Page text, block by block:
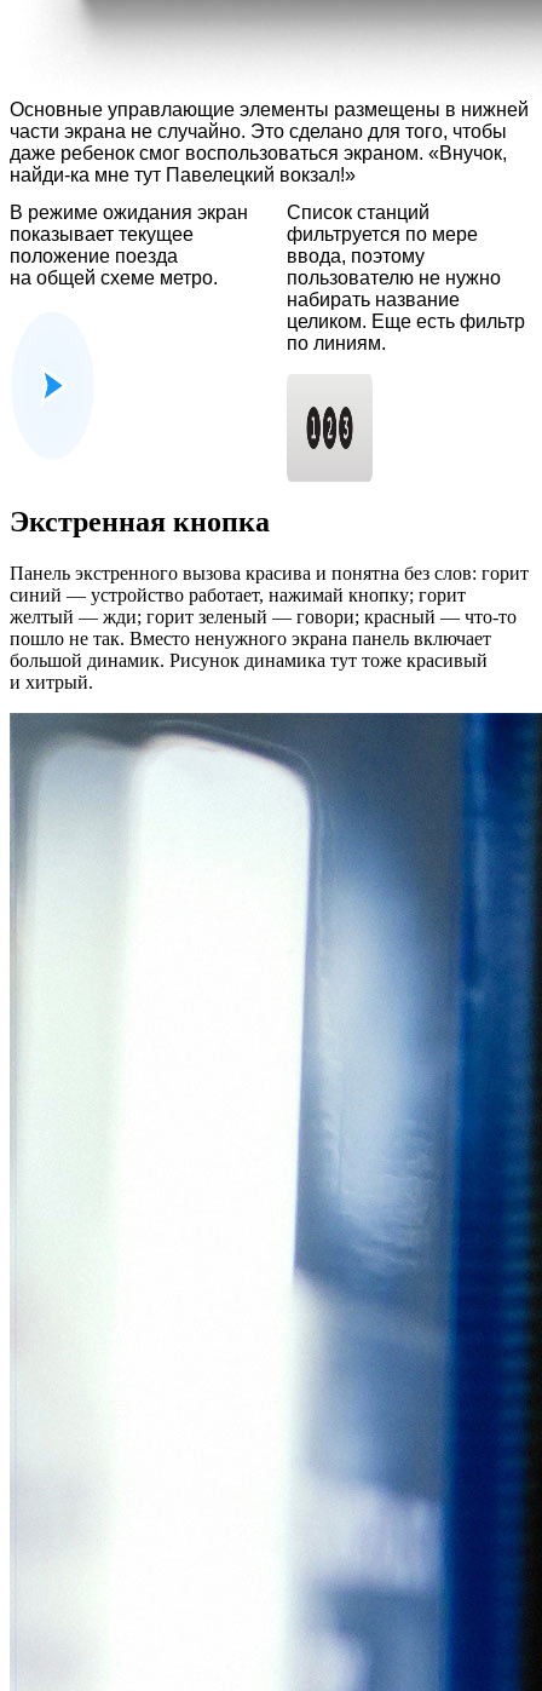
Основные управлающие элементы размещены в нижней
части экрана не случайно. Это сделано для того, чтобы
даже ребенок смог воспользоваться экраном. «Внучок,
найди-ка мне тут Павелецкий вокзал!»
В режиме ожидания экран
показывает текущее
положение поезда
на общей схеме метро.
Список станций
фильтруется по мере
ввода, поэтому
пользователю не нужно
набирать название
целиком. Еще есть фильтр
по линиям.
Экстренная кнопка
Панель экстренного вызова красива и понятна без слов: горит
синий — устройство работает, нажимай кнопку; горит
желтый — жди; горит зеленый — говори; красный — что-то
пошло не так. Вместо ненужного экрана панель включает
большой динамик. Рисунок динамика тут тоже красивый
и хитрый.